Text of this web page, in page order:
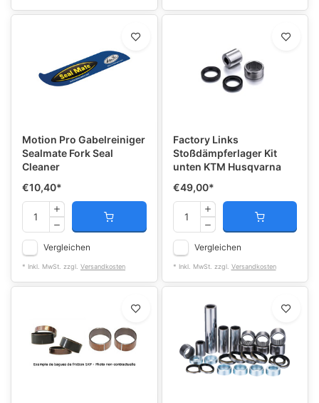
Motion Pro Gabelreiniger
Sealmate Fork Seal
Cleaner
€10,40*
Vergleichen
* Inkl. MwSt. zzgl. Versandkosten
Factory Links
Stoßdämpferlager Kit
unten KTM Husqvarna
€49,00*
Vergleichen
* Inkl. MwSt. zzgl. Versandkosten